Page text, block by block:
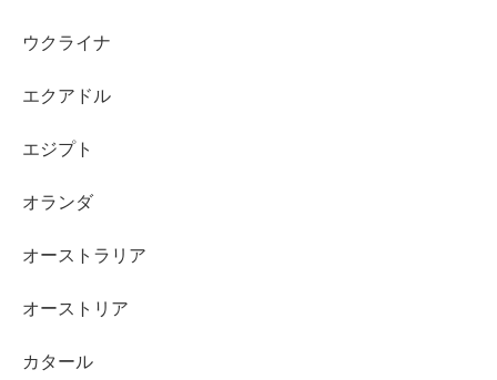
ウクライナ
エクアドル
エジプト
オランダ
オーストラリア
オーストリア
カタール